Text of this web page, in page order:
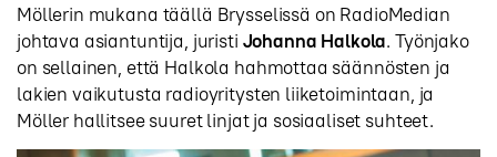
Möllerin mukana täällä Brysselissä on RadioMedian
johtava asiantuntija, juristi Johanna Halkola. Työnjako
on sellainen, että Halkola hahmottaa säännösten ja
lakien vaikutusta radioyritysten liiketoimintaan, ja
Möller hallitsee suuret linjat ja sosiaaliset suhteet.